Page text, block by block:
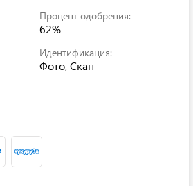
Процент одобрения:
62%
Идентификация:
Фото, Скан